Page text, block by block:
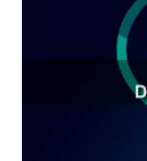
vlan,